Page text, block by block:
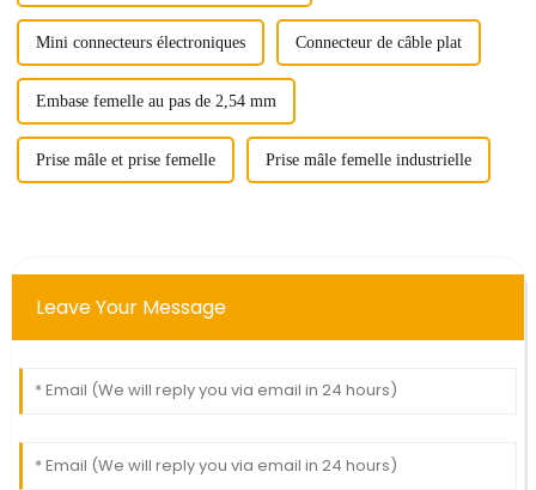
Mini connecteurs électroniques Connecteur de câble plat
Embase femelle au pas de 2,54 mm
Prise mâle et prise femelle Prise mâle femelle industrielle
Leave Your Message